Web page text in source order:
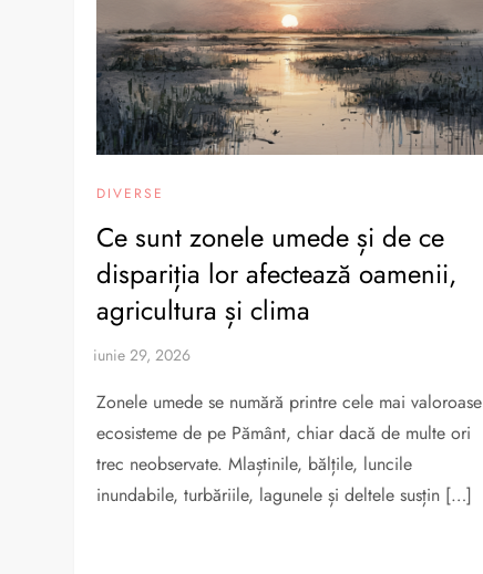
DIVERSE
Ce sunt zonele umede și de ce
dispariția lor afectează oamenii,
agricultura și clima
Zonele umede se numără printre cele mai valoroase
ecosisteme de pe Pământ, chiar dacă de multe ori
trec neobservate. Mlaștinile, bălțile, luncile
inundabile, turbăriile, lagunele și deltele susțin […]